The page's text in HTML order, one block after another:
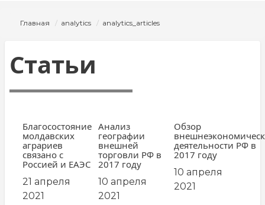
Строка
Главная analytics analytics_articles
Статьи
Благосостояние
молдавских
аграриев
связано с
Россией и ЕАЭС
21 апреля
2021
Анализ
географии
внешней
торговли РФ в
2017 году
10 апреля
2021
Обзор
деятельности РФ в
2017 году
10 апреля
2021